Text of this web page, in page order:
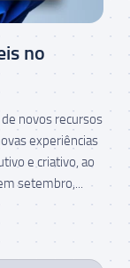
no
novos recursos
experiências
e criativo, ao
setembro,...